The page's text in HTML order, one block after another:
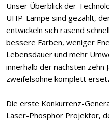
Unser Überblick der
UHP-Lampe sind gezählt,
entwickeln sich rasend
bessere Farben, weniger
Lebensdauer und mehr
innerhalb der nächsten zehn
zweifelsohne komplett
Die erste Konkurrenz-
Laser-Phosphor Projektor,